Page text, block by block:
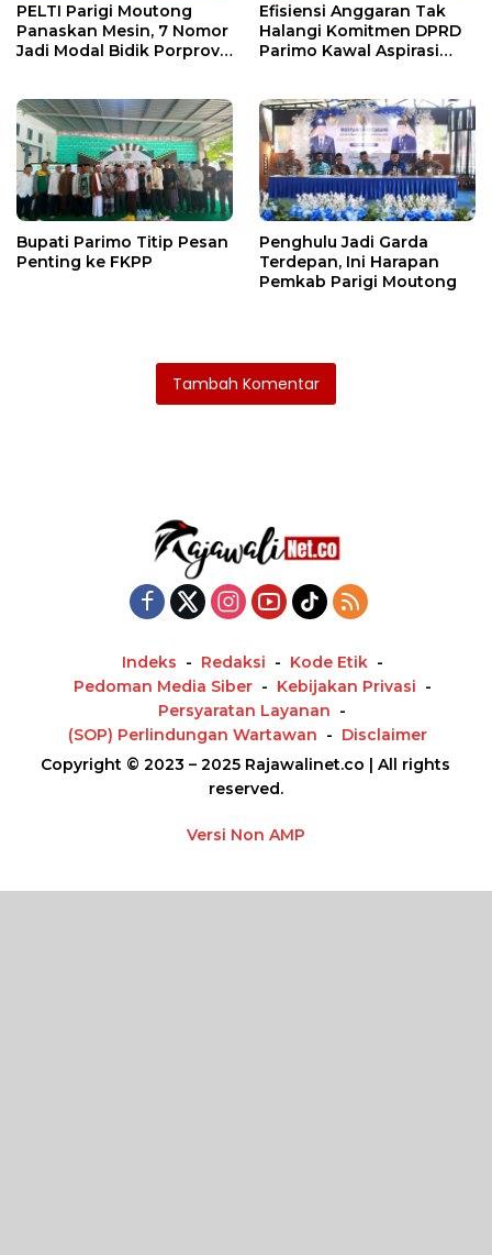
PELTI Parigi Moutong
Panaskan Mesin, 7 Nomor
Jadi Modal Bidik Porprov
Efisiensi Anggaran Tak
Halangi Komitmen DPRD
Parimo Kawal Aspirasi
Bupati Parimo Titip Pesan
Penting ke FKPP
Penghulu Jadi Garda
Terdepan, Ini Harapan
Pemkab Parigi Moutong
Tambah Komentar
Indeks Redaksi
Kode Etik
Pedoman Media Siber
Kebijakan Privasi
Persyaratan Layanan
(SOP) Perlindungan Wartawan
Disclaimer
Copyright © 2023 – 2025 Rajawalinet.co | All rights
reserved.
Versi Non AMP